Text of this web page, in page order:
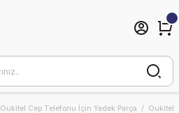
Oukitel Cep Telefonu İçin Yedek Parça Oukitel